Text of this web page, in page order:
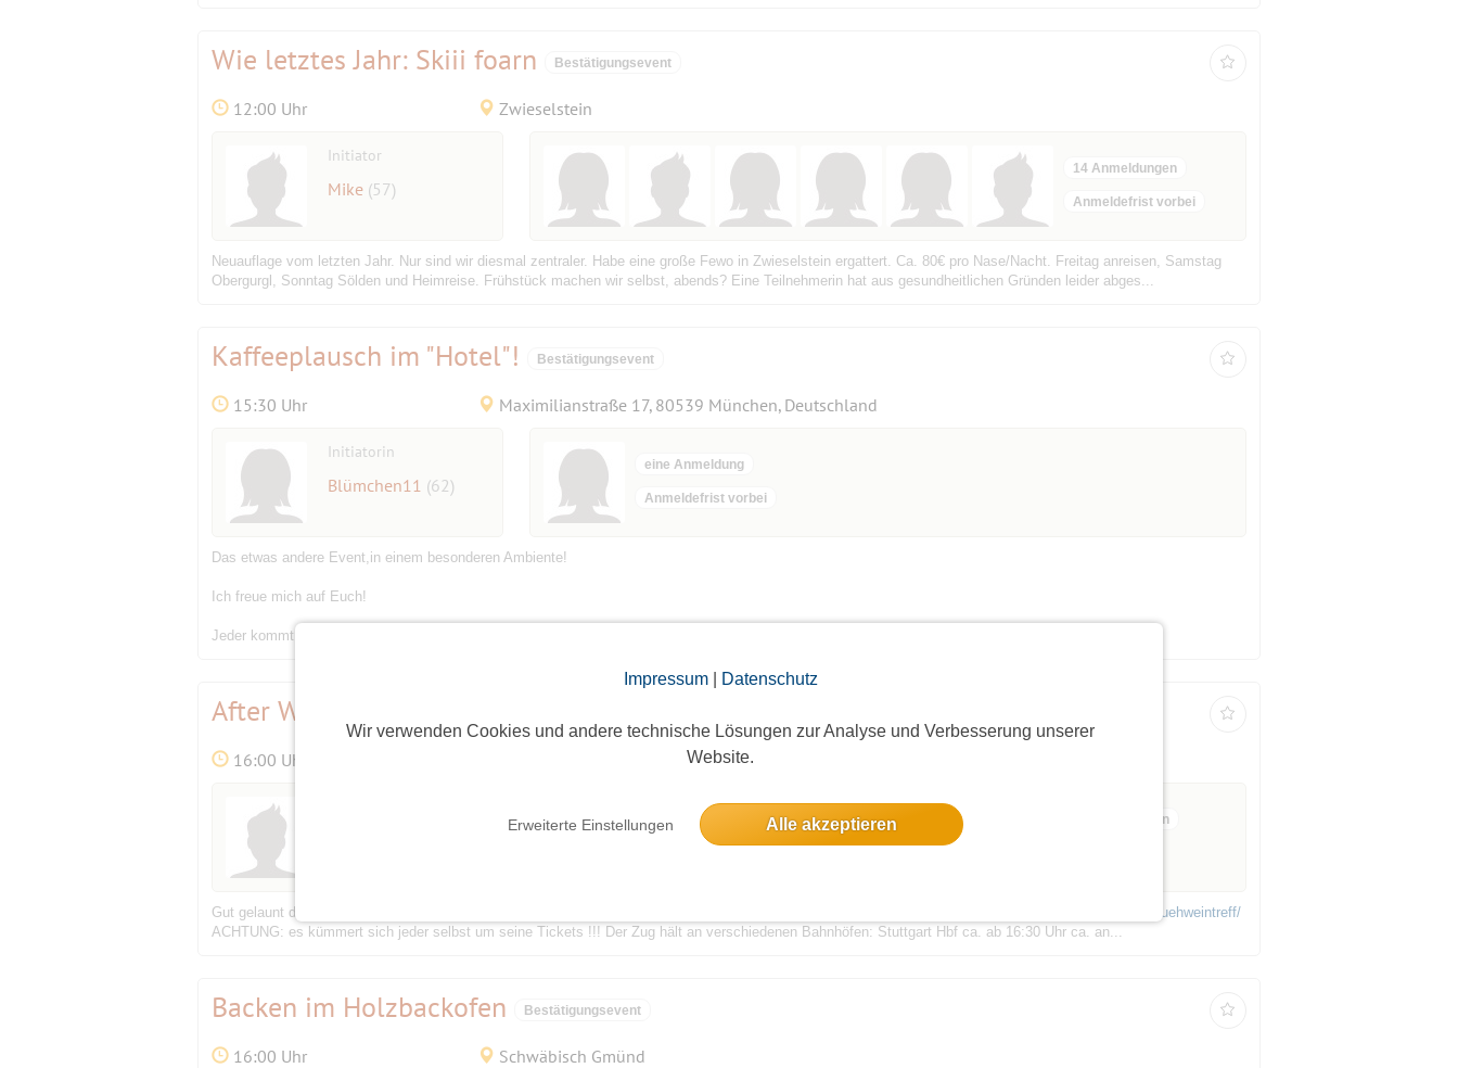
Impressum| Datenschutz
Wir verwenden Cookies und andere technische Lösungen zur Analyse und Verbesserung unserer
Website.
Erweiterte Einstellungen Alle akzeptieren
Wie letztes Jahr: Skiii foarn Bestätigungsevent
12:00 Uhr Zwieselstein
Initiator
Mike (57)
14 Anmeldungen
Anmeldefrist vorbei
Neuauflage vom letzten Jahr. Nur sind wir diesmal zentraler. Habe eine große Fewo in Zwieselstein ergattert. Ca. 80€ pro Nase/Nacht. Freitag anreisen, Samstag
Obergurgl, Sonntag Sölden und Heimreise. Frühstück machen wir selbst, abends? Eine Teilnehmerin hat aus gesundheitlichen Gründen leider abges...
Kaffeeplausch im "Hotel"! Bestätigungsevent
15:30 Uhr Maximilianstraße 17, 80539 München, Deutschland
Initiatorin
Blümchen11 (62)
eine Anmeldung
Anmeldefrist vorbei
Das etwas andere Event,in einem besonderen Ambiente!
Ich freue mich auf Euch!
Jeder kommt auf eigene Verantwortung
After Work Weihnachtsmarkt Bad Wimpfen
16:00 Uhr Arnulf-Klett-Platz 2, 70173 Stuttgart, Deutschland
8 Anmeldungen
Gut gelaunt direkt nach der Arbeit zum Weihnachtsmarkt nach Bad Wimpfen mit dem roten Flitzer:
https://roter-flitzer.de/bad-wimpfen-after-work-zum-gluehweintreff/
ACHTUNG: es kümmert sich jeder selbst um seine Tickets !!! Der Zug hält an verschiedenen Bahnhöfen: Stuttgart Hbf ca. ab 16:30 Uhr ca. an...
Backen im Holzbackofen Bestätigungsevent
16:00 Uhr Schwäbisch Gmünd